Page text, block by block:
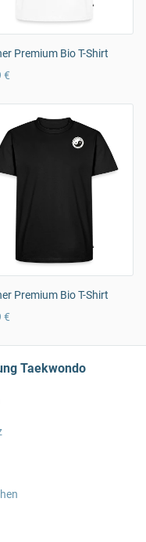
Premium Bio T-Shirt
€
Premium Bio T-Shirt
€
Taekwondo